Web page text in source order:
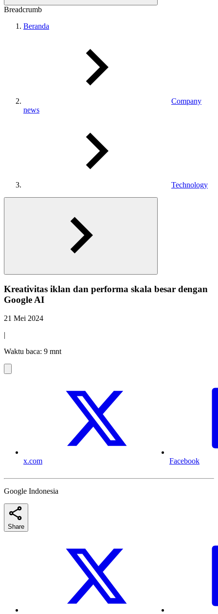
Breadcrumb
Beranda
Company
news
Technology
Kreativitas iklan dan performa skala besar dengan
Google AI
21 Mei 2024
|
Waktu baca: 9 mnt
x.com Facebook
Google Indonesia
Share